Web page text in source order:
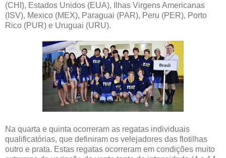
(CHI), Estados Unidos (EUA), Ilhas Virgens Americanas
(ISV), Mexico (MEX), Paraguai (PAR), Peru (PER), Porto
Rico (PUR) e Uruguai (URU).
Na quarta e quinta ocorreram as regatas individuais
qualificatórias, que definiram os velejadores das flotilhas
outro e prata. Estas regatas ocorreram em condições muito